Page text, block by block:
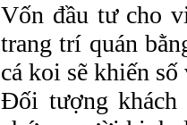
Vốn đầu tư cho
trang trí quán
cá koi sẽ khiến
Đối tượng khách